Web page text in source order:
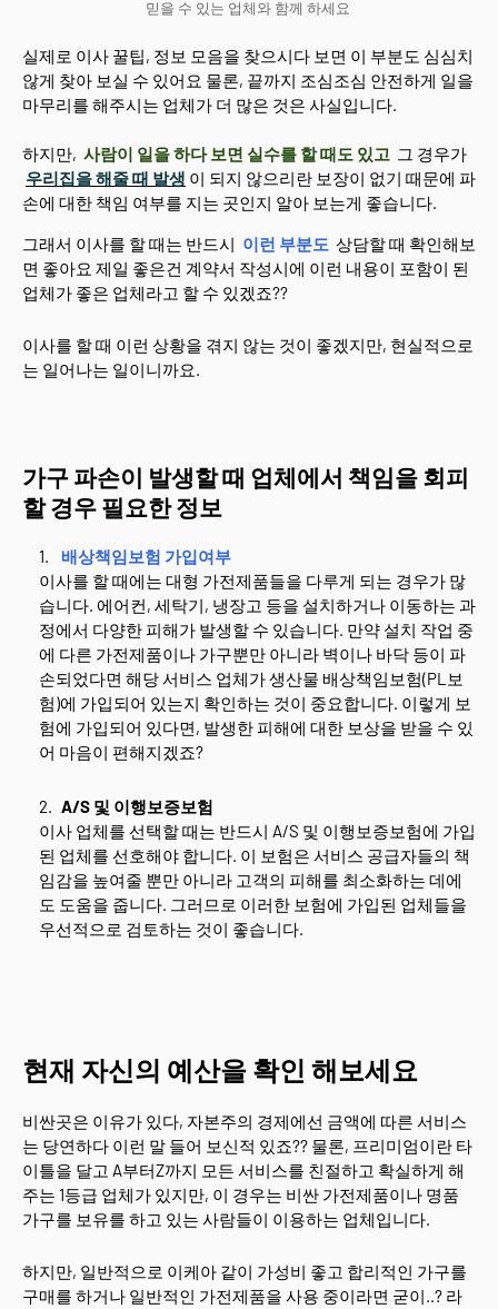
믿을 수 있는 업체와 함께 하세요
실제로 이사 꿀팁, 정보 모음을 찾으시다 보면 이 부분도 심심치
않게 찾아 보실 수 있어요 물론, 끝까지 조심조심 안전하게 일을
마무리를 해주시는 업체가 더 많은 것은 사실입니다.
하지만, 사람이 일을 하다 보면 실수를 할 때도 있고 그 경우가
우리집을 해줄 때 발생 이 되지 않으리란 보장이 없기 때문에 파
손에 대한 책임 여부를 지는 곳인지 알아 보는게 좋습니다.
그래서 이사를 할 때는 반드시 이런 부분도 상담할 때 확인해보
면 좋아요 제일 좋은건 계약서 작성시에 이런 내용이 포함이 된
업체가 좋은 업체라고 할 수 있겠죠??
이사를 할 때 이런 상황을 겪지 않는 것이 좋겠지만, 현실적으로
는 일어나는 일이니까요.
가구 파손이 발생할 때 업체에서 책임을 회피
할 경우 필요한 정보
배상책임보험 가입여부
이사를 할 때에는 대형 가전제품들을 다루게 되는 경우가 많
습니다. 에어컨, 세탁기, 냉장고 등을 설치하거나 이동하는 과
정에서 다양한 피해가 발생할 수 있습니다. 만약 설치 작업 중
에 다른 가전제품이나 가구뿐만 아니라 벽이나 바닥 등이 파
손되었다면 해당 서비스 업체가 생산물 배상책임보험(PL보
험)에 가입되어 있는지 확인하는 것이 중요합니다. 이렇게 보
험에 가입되어 있다면, 발생한 피해에 대한 보상을 받을 수 있
어 마음이 편해지겠죠?
A/S 및 이행보증보험
이사 업체를 선택할 때는 반드시 A/S 및 이행보증보험에 가입
된 업체를 선호해야 합니다. 이 보험은 서비스 공급자들의 책
임감을 높여줄 뿐만 아니라 고객의 피해를 최소화하는 데에
도 도움을 줍니다. 그러므로 이러한 보험에 가입된 업체들을
우선적으로 검토하는 것이 좋습니다.
현재 자신의 예산을 확인 해보세요
비싼곳은 이유가 있다, 자본주의 경제에선 금액에 따른 서비스
는 당연하다 이런 말 들어 보신적 있죠?? 물론, 프리미엄이란 타
이틀을 달고 A부터Z까지 모든 서비스를 친절하고 확실하게 해
주는 1등급 업체가 있지만, 이 경우는 비싼 가전제품이나 명품
가구를 보유를 하고 있는 사람들이 이용하는 업체입니다.
하지만, 일반적으로 이케아 같이 가성비 좋고 합리적인 가구를
구매를 하거나 일반적인 가전제품을 사용 중이라면 굳이..? 라